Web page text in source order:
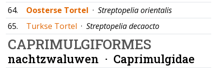
64.
Oosterse Tortel · Streptopelia orientalis
65.
Turkse Tortel · Streptopelia decaocto
CAPRIMULGIFORMES
nachtzwaluwen · Caprimulgidae